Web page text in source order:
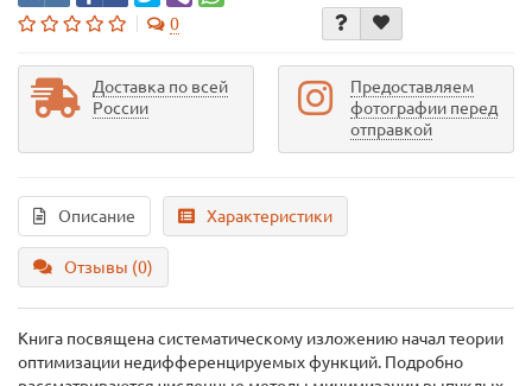
0
Доставка по всей
России
Предоставляем
фотографии перед
отправкой
Описание Характеристики
Отзывы (0)
Книга посвящена систематическому изложению начал теории
оптимизации недифференцируемых функций. Подробно